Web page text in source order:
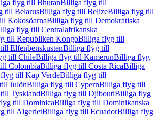
flyg till BhutanBilliga flyg till
till BelarusBilliga flyg till BelizeBilliga flyg till
KokosöarnaBilliga flyg till Demokratiska
flyg till Centralafrikanska
till Republiken KongoBilliga flyg till
ElfenbenskustenBilliga flyg till
till ChileBilliga flyg till KamerunBilliga flyg
ColombiaBilliga flyg till Costa RicaBilliga
till Kap VerdeBilliga flyg till
JulönBilliga flyg till CypernBilliga flyg till
TysklandBilliga flyg till DjiboutiBilliga flyg
till DominicaBilliga flyg till Dominikanska
till AlgerietBilliga flyg till EcuadorBilliga flyg